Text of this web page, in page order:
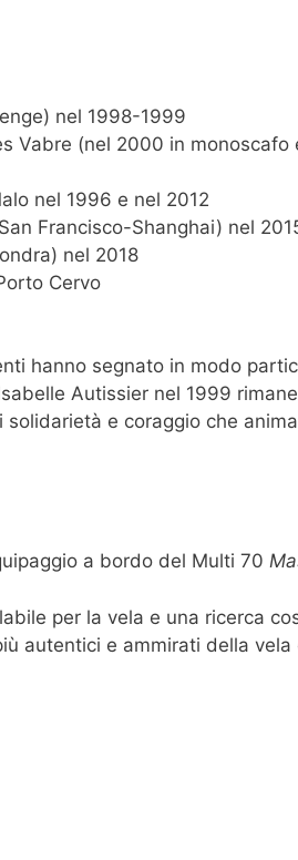
nel 1998-1999
Vabre (nel 2000 in monoscafo
nel 1996 e nel 2012
Francisco-Shanghai) nel
nel 2018
Cervo
hanno segnato in modo
Autissier nel 1999
e coraggio che
a bordo del Multi 70
per la vela e una ricerca
autentici e ammirati della vela